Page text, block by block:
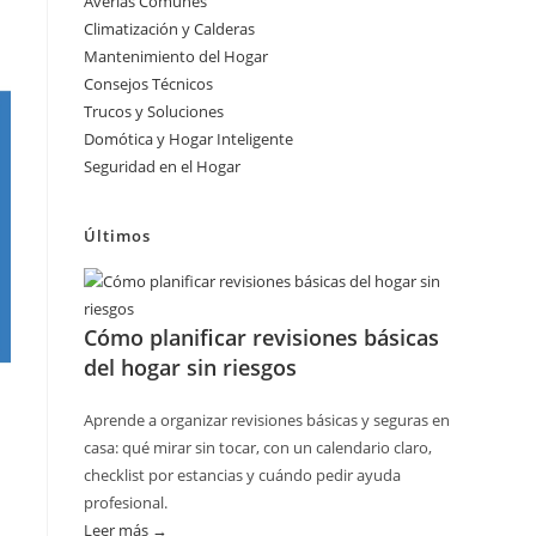
Climatización y Calderas
Mantenimiento del Hogar
Consejos Técnicos
Trucos y Soluciones
Domótica y Hogar Inteligente
Seguridad en el Hogar
Últimos
Cómo planificar revisiones básicas
del hogar sin riesgos
Aprende a organizar revisiones básicas y seguras en
casa: qué mirar sin tocar, con un calendario claro,
checklist por estancias y cuándo pedir ayuda
profesional.
Leer más →